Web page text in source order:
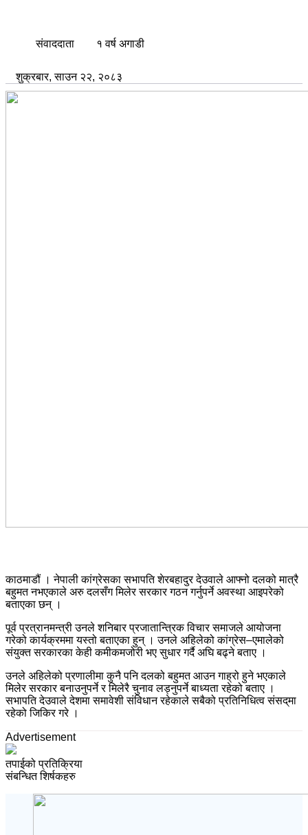
संवाददाता १ वर्ष अगाडी
शुक्रबार, साउन २२, २०८३
काठमाडौं । नेपाली कांग्रेसका सभापति शेरबहादुर देउवाले आफ्नो दलको मात्रै
बहुमत नभएकाले अरु दलसँग मिलेर सरकार गठन गर्नुपर्ने अवस्था आइपरेको
बताएका छन् ।
पूर्व प्रत्रानमन्त्री उनले शनिबार प्रजातान्त्रिक विचार समाजले आयोजना
गरेको कार्यक्रममा यस्तो बताएका हुन् । उनले अहिलेको कांग्रेस–एमालेको
संयुक्त सरकारका केही कमीकमजोरी भए सुधार गर्दै अघि बढ्ने बताए ।
उनले अहिलेको प्रणालीमा कुनै पनि दलको बहुमत आउन गाह्रो हुने भएकाले
मिलेर सरकार बनाउनुपर्ने र मिलेरै चुनाव लड्नुपर्ने बाध्यता रहेको बताए ।
सभापति देउवाले देशमा समावेशी संविधान रहेकाले सबैको प्रतिनिधित्व संसद्‌मा
रहेको जिकिर गरे ।
Advertisement
तपाईको प्रतिक्रिया
संबन्धित शिर्षकहरु